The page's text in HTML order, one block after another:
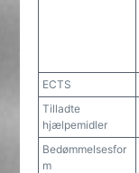
ECTS
Tilladte
hjælpemidler
Bedømmelsesfor
m